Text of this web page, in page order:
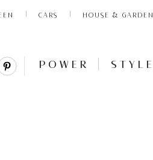
CARS HOUSE & GARDEN
POWER STYLE